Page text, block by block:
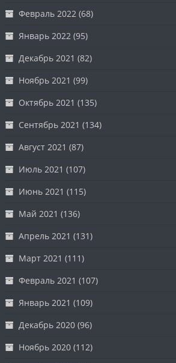
Февраль 2022 (68)
Январь 2022 (95)
Декабрь 2021 (82)
Ноябрь 2021 (99)
Октябрь 2021 (135)
Сентябрь 2021 (134)
Август 2021 (87)
Июль 2021 (107)
Июнь 2021 (115)
Май 2021 (136)
Апрель 2021 (131)
Март 2021 (111)
Февраль 2021 (107)
Январь 2021 (109)
Декабрь 2020 (96)
Ноябрь 2020 (112)